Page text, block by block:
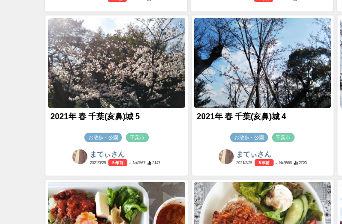
2021年 春 千葉(亥鼻)城 5
お散歩・公園 千葉市
まてぃさん
2021/3/25 5 年前 - №8567 3147
2021年 春 千葉(亥鼻)城 4
お散歩・公園 千葉市
まてぃさん
2021/3/25 5 年前 - №8566 2720